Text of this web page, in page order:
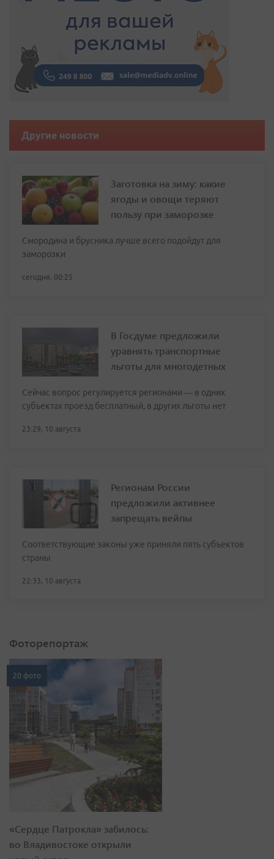
Другие новости
Заготовка на зиму: какие
ягоды и овощи теряют
пользу при заморозке
Смородина и брусника лучше всего подойдут для
заморозки
сегодня, 00:25
В Госдуме предложили
уравнять транспортные
льготы для многодетных
Сейчас вопрос регулируется регионами — в одних
субъектах проезд бесплатный, в других льготы нет
23:29, 10 августа
Регионам России
предложили активнее
запрещать вейпы
Соответствующие законы уже приняли пять субъектов
страны
22:33, 10 августа
Фоторепортаж
20 фото
«Сердце Патрокла» забилось:
во Владивостоке открыли